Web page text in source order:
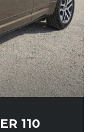
110